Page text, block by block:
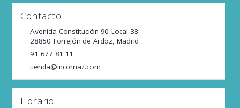
Contacto
Avenida Constitución 90 Local 38
28850 Torrejón de Ardoz, Madrid
91 677 81 11
tienda@incomaz.com
Horario